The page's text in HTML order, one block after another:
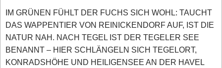
IM GRÜNEN FÜHLT DER FUCHS SICH WOHL: TAUCHT
DAS WAPPENTIER VON REINICKENDORF AUF, IST DIE
NATUR NAH. NACH TEGEL IST DER TEGELER SEE
BENANNT – HIER SCHLÄNGELN SICH TEGELORT,
KONRADSHÖHE UND HEILIGENSEE AN DER HAVEL